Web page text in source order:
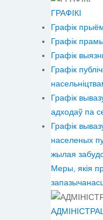
ГРАФІКІ
Графік
Графік
Графік
Графік
Графік
адходаў па
Графік
населеных
жылая
Меры, якія